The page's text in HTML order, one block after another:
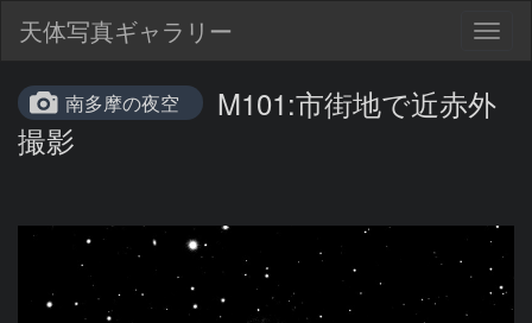
天体写真ギャラリー
南多摩の夜空
M101:市街地で近赤外
撮影